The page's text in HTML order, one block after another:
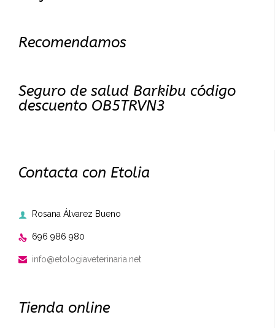
Recomendamos
Seguro de salud Barkibu código
descuento OB5TRVN3
Contacta con Etolia
 Rosana Álvarez Bueno
 696 986 980
 info@etologiaveterinaria.net
Tienda online